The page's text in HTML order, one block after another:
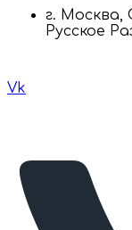
г. Москва,
Русское
Vk